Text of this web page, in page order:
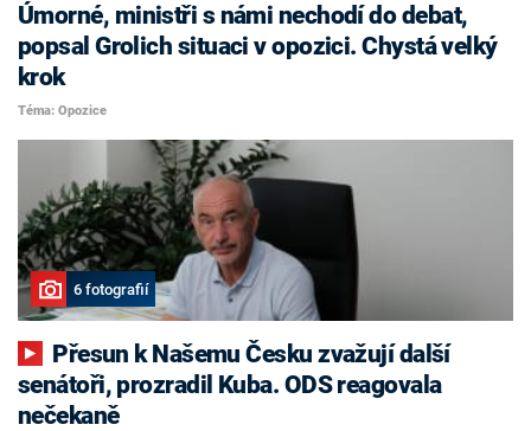
Úmorné, ministři s námi nechodí do debat,
popsal Grolich situaci v opozici. Chystá velký
krok
Téma: Opozice
6 fotografií
senátoři, prozradil Kuba. ODS reagovala
nečekaně